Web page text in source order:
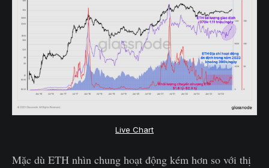
Live Chart
Mặc dù ETH nhìn chung hoạt động kém hơn so với thị